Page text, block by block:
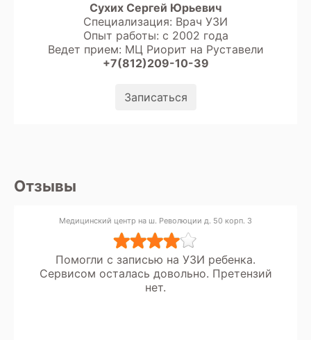
Сухих Сергей Юрьевич
Специализация: Врач УЗИ
Опыт работы: с 2002 года
Ведет прием: МЦ Риорит на Руставели
+7(812)209-10-39
Записаться
Отзывы
Медицинский центр на ш. Революции д. 50 корп. 3
Помогли с записью на УЗИ ребенка.
Сервисом осталась довольно. Претензий
нет.